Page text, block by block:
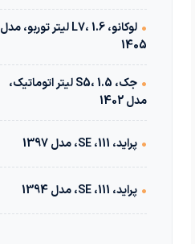
•
لوکانو، L7، 1.6 لیتر توربو، مدل
1405
•
جک، S5، 1.5 لیتر اتوماتیک،
مدل 1402
• پراید، 111، SE، مدل 1397
• پراید، 111، SE، مدل 1394